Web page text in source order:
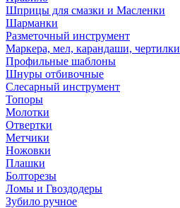
Шприцы для смазки и Масленки
Шарманки
Разметочный инструмент
Маркера, мел, карандаши, чертилки
Профильные шаблоны
Шнуры отбивочные
Слесарный инструмент
Топоры
Молотки
Отвертки
Метчики
Ножовки
Плашки
Болторезы
Ломы и Гвоздодеры
Зубило ручное